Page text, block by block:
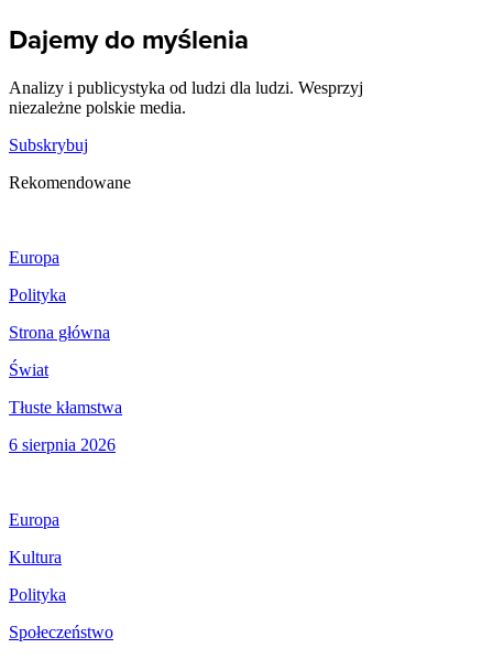
Dajemy do myślenia
Analizy i publicystyka od ludzi dla ludzi. Wesprzyj
niezależne polskie media.
Subskrybuj
Rekomendowane
Europa
Polityka
Strona główna
Świat
Tłuste kłamstwa
6 sierpnia 2026
Europa
Kultura
Polityka
Społeczeństwo